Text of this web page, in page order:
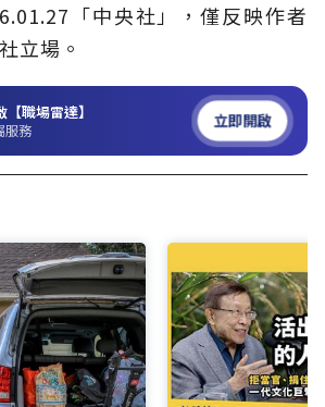
「中央社」，僅反映作者
立場。
職場雷達】
服務 立即開啟